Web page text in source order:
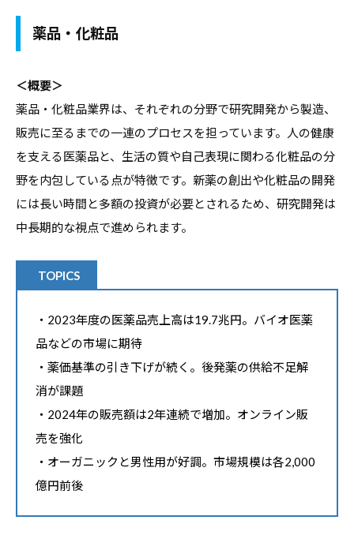
薬品・化粧品
＜概要＞
薬品・化粧品業界は、それぞれの分野で研究開発から製造、
販売に至るまでの一連のプロセスを担っています。人の健康
を支える医薬品と、生活の質や自己表現に関わる化粧品の分
野を内包している点が特徴です。新薬の創出や化粧品の開発
には長い時間と多額の投資が必要とされるため、研究開発は
中長期的な視点で進められます。
TOPICS
・2023年度の医薬品売上高は19.7兆円。バイオ医薬
品などの市場に期待
・薬価基準の引き下げが続く。後発薬の供給不足解
消が課題
・2024年の販売額は2年連続で増加。オンライン販
売を強化
・オーガニックと男性用が好調。市場規模は各2,000
億円前後